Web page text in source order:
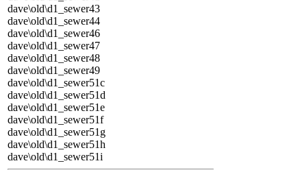
dave\old\d1_sewer43
dave\old\d1_sewer44
dave\old\d1_sewer46
dave\old\d1_sewer47
dave\old\d1_sewer48
dave\old\d1_sewer49
dave\old\d1_sewer51c
dave\old\d1_sewer51d
dave\old\d1_sewer51e
dave\old\d1_sewer51f
dave\old\d1_sewer51g
dave\old\d1_sewer51h
dave\old\d1_sewer51i